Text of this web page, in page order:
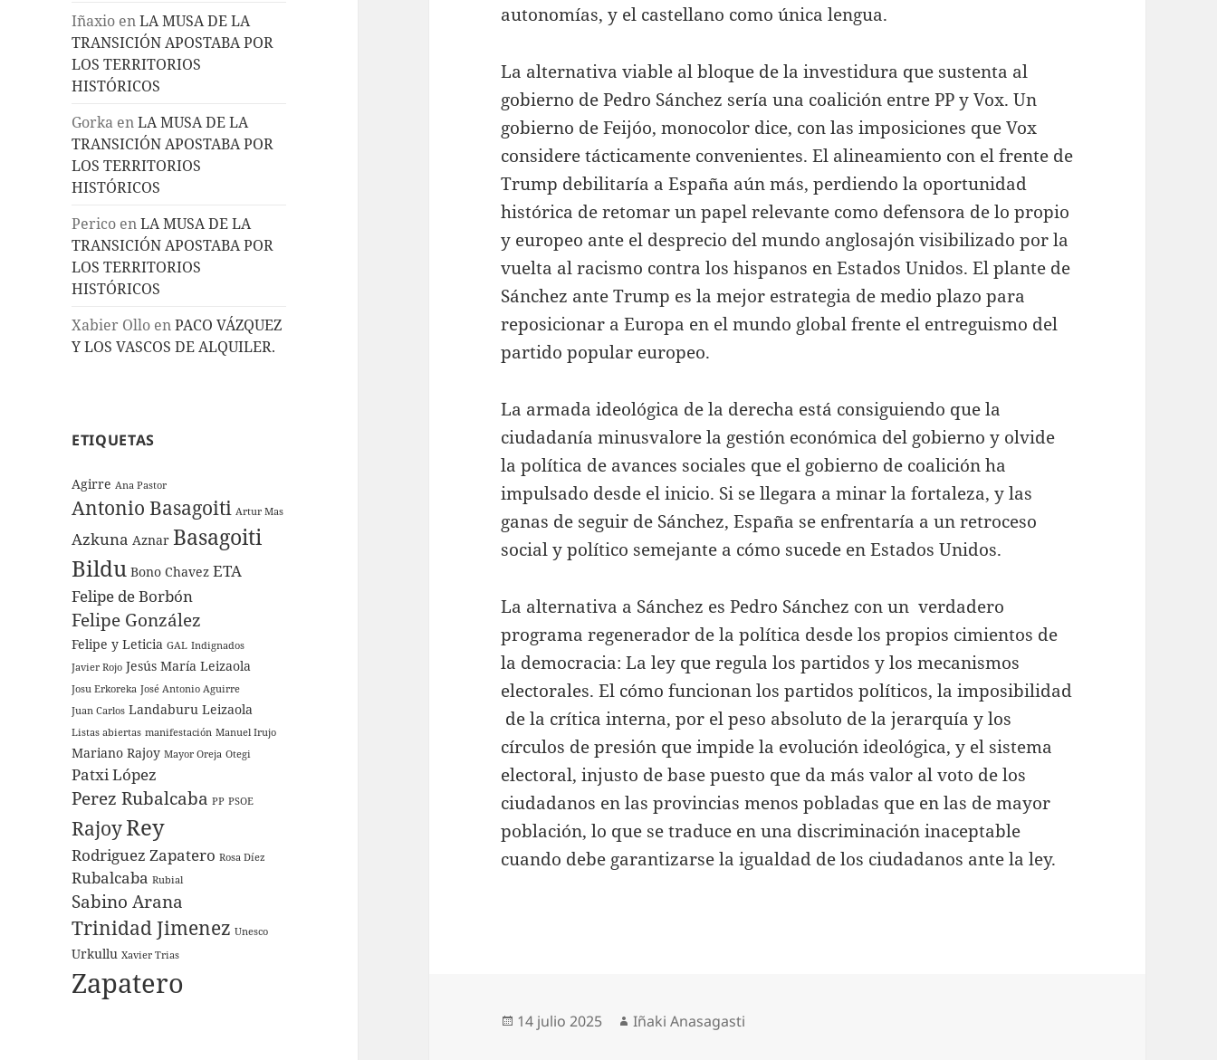
Iñaxio enLA MUSA DE LA
TRANSICIÓN APOSTABA POR
LOS TERRITORIOS
HISTÓRICOS
Gorka enLA MUSA DE LA
TRANSICIÓN APOSTABA POR
LOS TERRITORIOS
HISTÓRICOS
Perico enLA MUSA DE LA
TRANSICIÓN APOSTABA POR
LOS TERRITORIOS
HISTÓRICOS
Xabier Ollo enPACO VÁZQUEZ
Y LOS VASCOS DE ALQUILER.
ETIQUETAS
Agirre Ana Pastor
Antonio Basagoiti Artur Mas
Azkuna Aznar Basagoiti
Bildu Bono Chavez ETA
Felipe de Borbón
Felipe González
Felipe y Leticia GAL Indignados
Javier Rojo Jesús María Leizaola
Josu Erkoreka José Antonio Aguirre
Juan Carlos Landaburu Leizaola
Listas abiertas manifestación Manuel Irujo
Mariano Rajoy Mayor Oreja Otegi
Patxi López
Perez Rubalcaba PP PSOE
RajoyRey
Rodriguez Zapatero Rosa Díez
Rubalcaba Rubial
Sabino Arana
Trinidad Jimenez Unesco
Urkullu Xavier Trias
Zapatero
autonomías, y el castellano como única lengua.
La alternativa viable al bloque de la investidura que sustenta al
gobierno de Pedro Sánchez sería una coalición entre PP y Vox. Un
gobierno de Feijóo, monocolor dice, con las imposiciones que Vox
considere tácticamente convenientes. El alineamiento con el frente de
Trump debilitaría a España aún más, perdiendo la oportunidad
histórica de retomar un papel relevante como defensora de lo propio
y europeo ante el desprecio del mundo anglosajón visibilizado por la
vuelta al racismo contra los hispanos en Estados Unidos. El plante de
Sánchez ante Trump es la mejor estrategia de medio plazo para
reposicionar a Europa en el mundo global frente el entreguismo del
partido popular europeo.
La armada ideológica de la derecha está consiguiendo que la
ciudadanía minusvalore la gestión económica del gobierno y olvide
la política de avances sociales que el gobierno de coalición ha
impulsado desde el inicio. Si se llegara a minar la fortaleza, y las
ganas de seguir de Sánchez, España se enfrentaría a un retroceso
social y político semejante a cómo sucede en Estados Unidos.
La alternativa a Sánchez es Pedro Sánchez con un verdadero
programa regenerador de la política desde los propios cimientos de
la democracia: La ley que regula los partidos y los mecanismos
electorales. El cómo funcionan los partidos políticos, la imposibilidad
de la crítica interna, por el peso absoluto de la jerarquía y los
círculos de presión que impide la evolución ideológica, y el sistema
electoral, injusto de base puesto que da más valor al voto de los
ciudadanos en las provincias menos pobladas que en las de mayor
población, lo que se traduce en una discriminación inaceptable
cuando debe garantizarse la igualdad de los ciudadanos ante la ley.
Publicado
14 julio 2025 Autor
Iñaki Anasagasti